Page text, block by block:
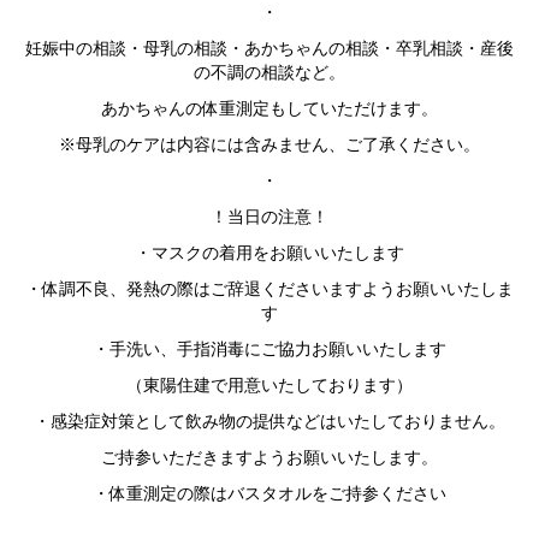
・
妊娠中の相談・母乳の相談・あかちゃんの相談・卒乳相談・産後
の不調の相談など。
あかちゃんの体重測定もしていただけます。
※母乳のケアは内容には含みません、ご了承ください。
・
！当日の注意！
・マスクの着用をお願いいたします
・体調不良、発熱の際はご辞退くださいますようお願いいたしま
す
・手洗い、手指消毒にご協力お願いいたします
（東陽住建で用意いたしております）
・感染症対策として飲み物の提供などはいたしておりません。
ご持参いただきますようお願いいたします。
・体重測定の際はバスタオルをご持参ください